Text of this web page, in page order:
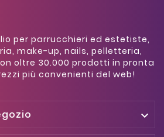
per parrucchieri ed estetiste,
make-up, nails, pelletteria,
oltre 30.000 prodotti in pronta
più convenienti del web!
